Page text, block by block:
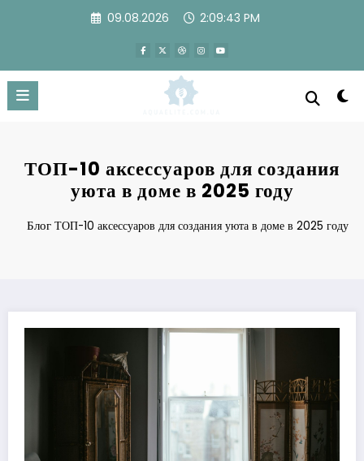
09.08.2026 2:09:44 PM
ТОП-10 аксессуаров для создания
уюта в доме в 2025 году
Блог ТОП-10 аксессуаров для создания уюта в доме в 2025 году